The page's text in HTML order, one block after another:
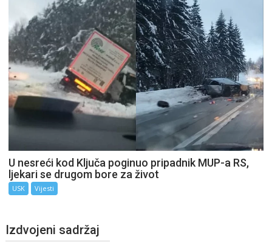
U nesreći kod Ključa poginuo pripadnik MUP-a RS,
ljekari se drugom bore za život
USK Vijesti
Izdvojeni sadržaj